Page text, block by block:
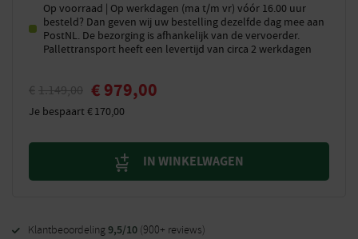
Op voorraad | Op werkdagen (ma t/m vr) vóór 16.00 uur
besteld? Dan geven wij uw bestelling dezelfde dag mee aan
PostNL. De bezorging is afhankelijk van de vervoerder.
Pallettransport heeft een levertijd van circa 2 werkdagen
€ 1.149,00 € 979,00
Je bespaart€170,00
IN WINKELWAGEN
Klantbeoordeling9,5/10 (900+ reviews)